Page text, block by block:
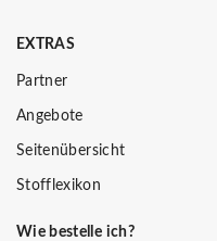
EXTRAS
Partner
Angebote
Seitenübersicht
Stofflexikon
Wie bestelle ich?